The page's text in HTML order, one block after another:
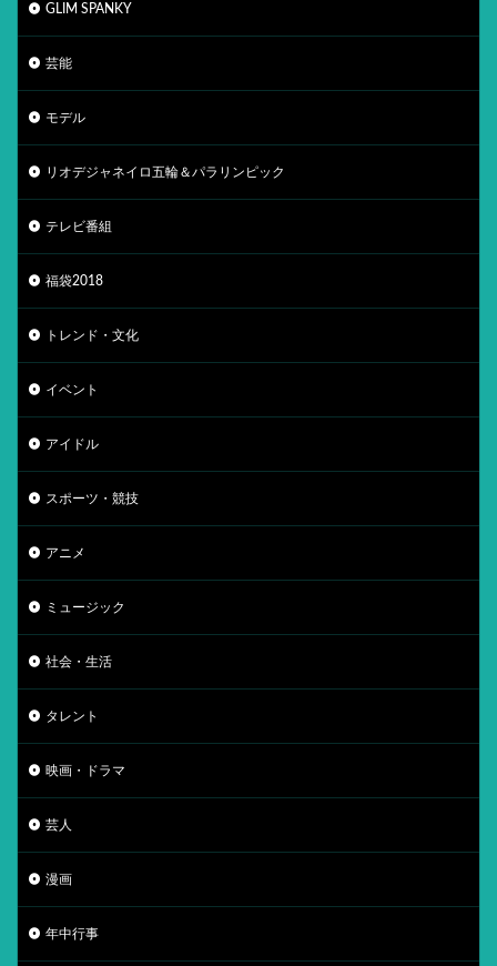
GLIM SPANKY
芸能
モデル
リオデジャネイロ五輪＆パラリンピック
テレビ番組
福袋2018
トレンド・文化
イベント
アイドル
スポーツ・競技
アニメ
ミュージック
社会・生活
タレント
映画・ドラマ
芸人
漫画
年中行事